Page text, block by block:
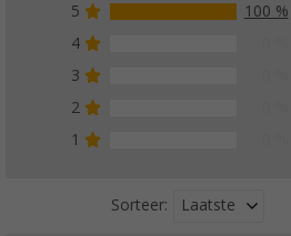
5
100 %
4
3
2
1
Sorteer: Laatste